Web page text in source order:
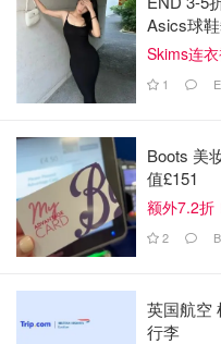
Asics球
Skims连
1
Boots 美
值£151
额外7.2折
2
英国航空
行李